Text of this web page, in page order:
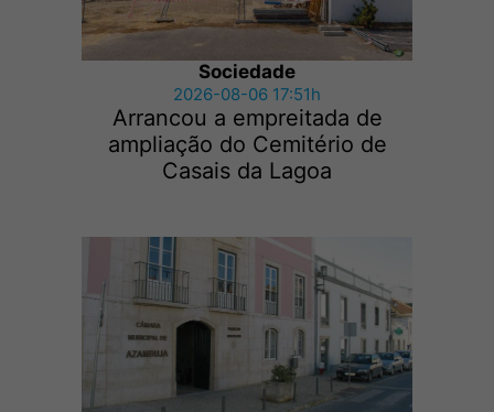
Sociedade
2026-08-06 17:51h
Arrancou a empreitada de
ampliação do Cemitério de
Casais da Lagoa